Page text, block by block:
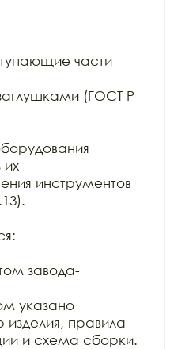
части
(ГОСТ Р
их
инструментов
завода-
указано
правила
и схема сборки.